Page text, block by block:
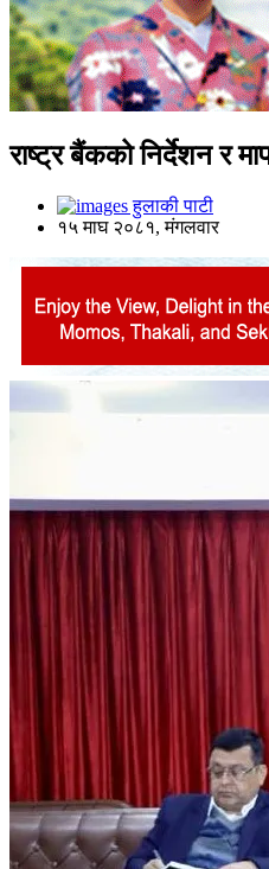
राष्ट्र बैंकको निर्देशन र
हुलाकी पाटी
१५ माघ २०८१, मंगलवार